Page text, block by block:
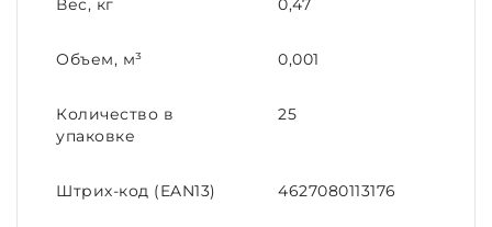
Вес, кг 0,47
Объем, м³ 0,001
Количество в
упаковке
25
Штрих-код (EAN13) 4627080113176